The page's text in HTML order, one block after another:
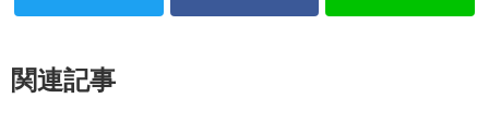
関連記事